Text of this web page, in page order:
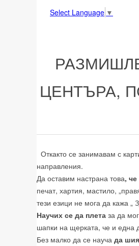
Select Language ▼
ЦЕНТЪРА,
Откакто се занимавам с
направления.
Да оставим настрана това,
печат, хартия, мастило,
тези езици не мога да кажа „
Научих се да плета за да
шапки на щерката, че и една
Без малко да се науча да шия